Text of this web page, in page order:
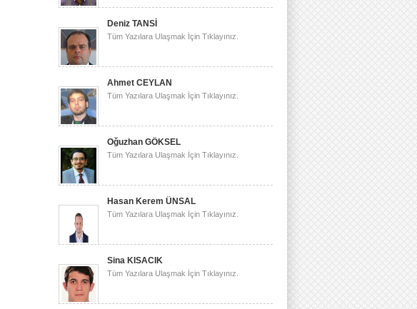
Deniz TANSİ
Tüm Yazılara Ulaşmak İçin Tıklayınız.
Ahmet CEYLAN
Tüm Yazılara Ulaşmak İçin Tıklayınız.
Oğuzhan GÖKSEL
Tüm Yazılara Ulaşmak İçin Tıklayınız.
Hasan Kerem ÜNSAL
Tüm Yazılara Ulaşmak İçin Tıklayınız.
Sina KISACIK
Tüm Yazılara Ulaşmak İçin Tıklayınız.